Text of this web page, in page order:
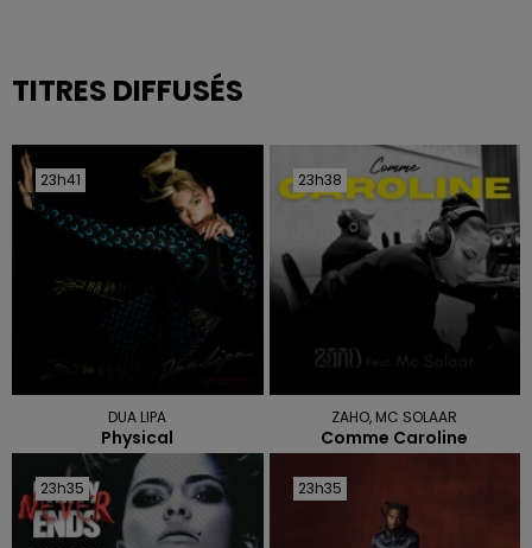
TITRES DIFFUSÉS
23h41
23h41
DUA LIPA
Physical
23h38
23h38
ZAHO, MC SOLAAR
Comme Caroline
23h35
23h35 23h35
23h35